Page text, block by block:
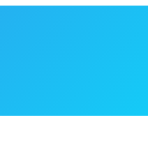
dạng phong phú chủng loại